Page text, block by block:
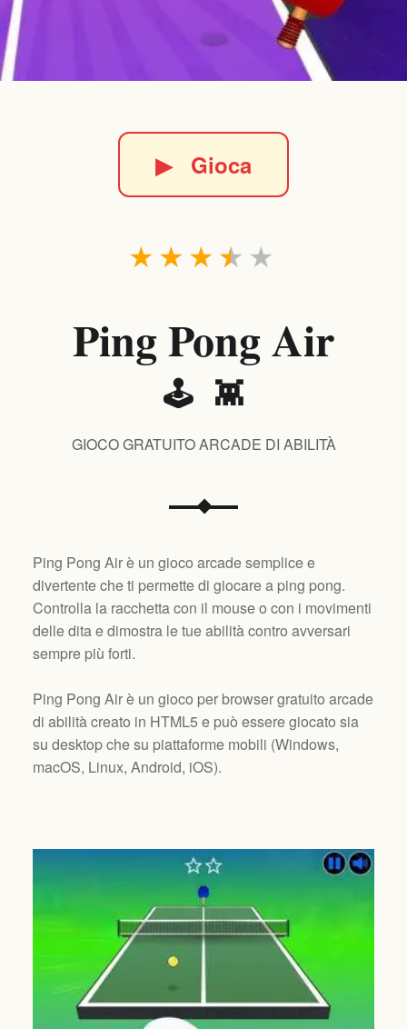
▶Gioca
★
★
★
★
★
Ping Pong Air
🕹️ 👾
GIOCO GRATUITO ARCADE DI ABILITÀ
Ping Pong Air è un gioco arcade semplice e
divertente che ti permette di giocare a ping pong.
Controlla la racchetta con il mouse o con i movimenti
delle dita e dimostra le tue abilità contro avversari
sempre più forti.
Ping Pong Air è un gioco per browser gratuito arcade
di abilità creato in HTML5 e può essere giocato sia
su desktop che su piattaforme mobili (Windows,
macOS, Linux, Android, iOS).